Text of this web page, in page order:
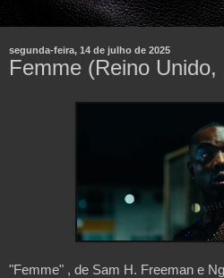
segunda-feira, 14 de julho de 2025
Femme (Reino Unido,
"Femme" , de Sam H. Freeman e